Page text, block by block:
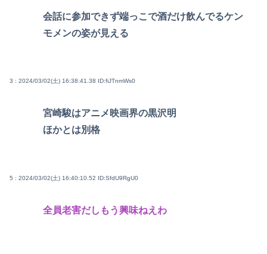
会話に参加できず端っこで酒だけ飲んでるケン
モメンの姿が見える
3 : 2024/03/02(土) 16:38:41.38 ID:fiJTnmWs0
宮崎駿はアニメ映画界の黒沢明
ほかとは別格
5 : 2024/03/02(土) 16:40:10.52 ID:SfdU9RgU0
全員老害だしもう興味ねえわ